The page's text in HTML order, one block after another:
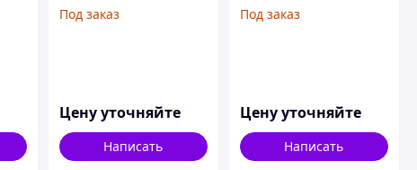
Под заказ
Цену уточняйте
Написать
Под заказ
Цену уточняйте
Написать